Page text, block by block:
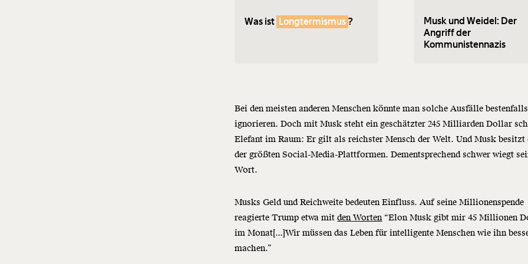
Was ist Longtermismus?
Musk und Weidel: Der
Angriff der
Kommunistennazis
Bei den meisten anderen Menschen könnte man solche Ausfälle bestenfalls
ignorieren. Doch mit Musk steht ein geschätzter 245 Milliarden Dollar
Elefant im Raum: Er gilt als reichster Mensch der Welt. Und Musk besitzt
der größten Social-Media-Plattformen. Dementsprechend schwer wiegt
Wort.
Musks Geld und Reichweite bedeuten Einfluss. Auf seine Millionenspende
reagierte Trump etwa mitden Worten“Elon Musk gibt mir 45 Millionen
im Monat[...]Wir müssen das Leben für intelligente Menschen wie ihn
machen.”